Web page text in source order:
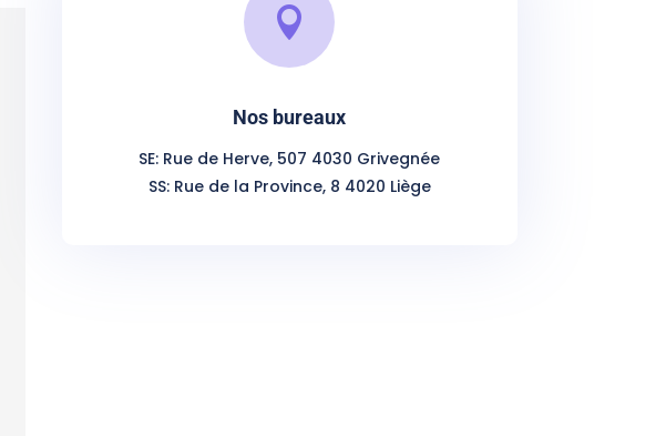

Nos bureaux
SE: Rue de Herve, 507 4030 Grivegnée
SS: Rue de la Province, 8 4020 Liège